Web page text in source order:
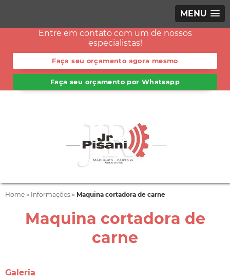
MENU
Entre em contato com um de nossos
especialistas!
Faça seu orçamento agora mesmo
Faça seu orçamento por Whatsapp
Home » Informações » Maquina cortadora de carne
Maquina cortadora de
carne
Galeria